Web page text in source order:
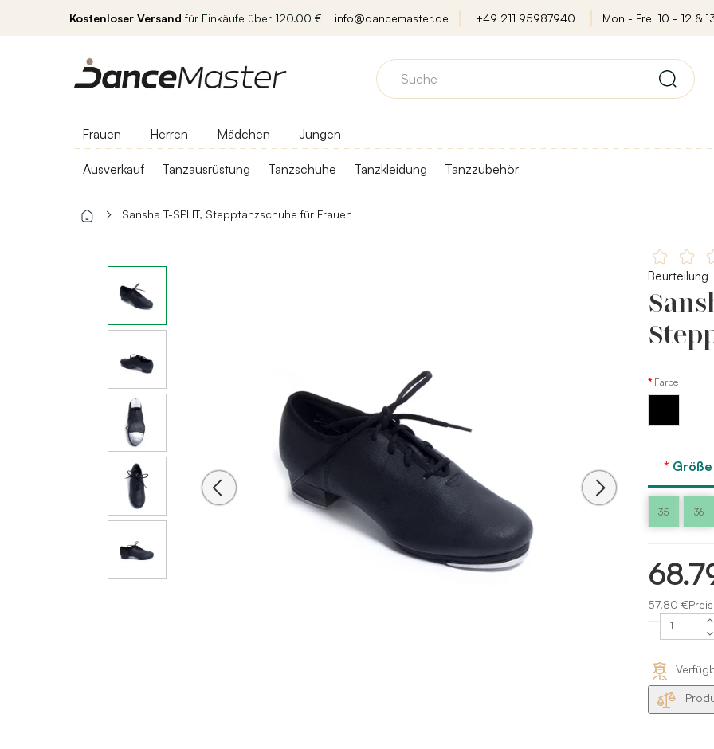
Kostenloser Versand für Einkäufe über 120.00 € info@dancemaster.de +49 211 95987940 Mon - Frei 10 - 12 &
Frauen Herren Mädchen Jungen
Ausverkauf Tanzausrüstung Tanzschuhe Tanzkleidung Tanzzubehör
Sansha T-SPLIT, Stepptanzschuhe für Frauen
Beurteilung
Farbe
35 36
57.80